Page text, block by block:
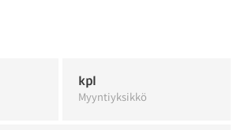
kpl
Myyntiyksikkö